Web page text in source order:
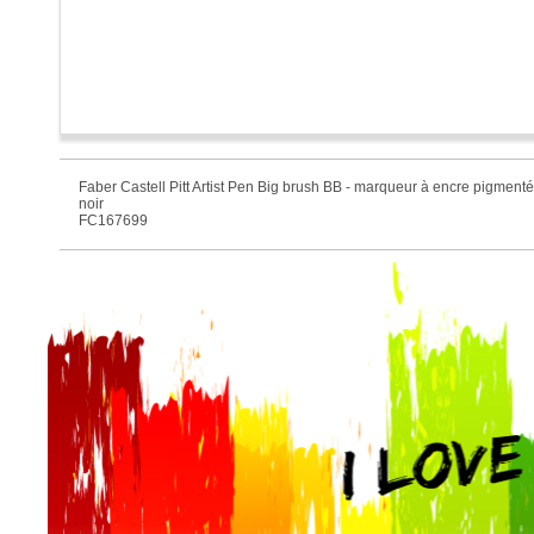
Faber Castell Pitt Artist Pen Big brush BB - marqueur à encre
noir
FC167699